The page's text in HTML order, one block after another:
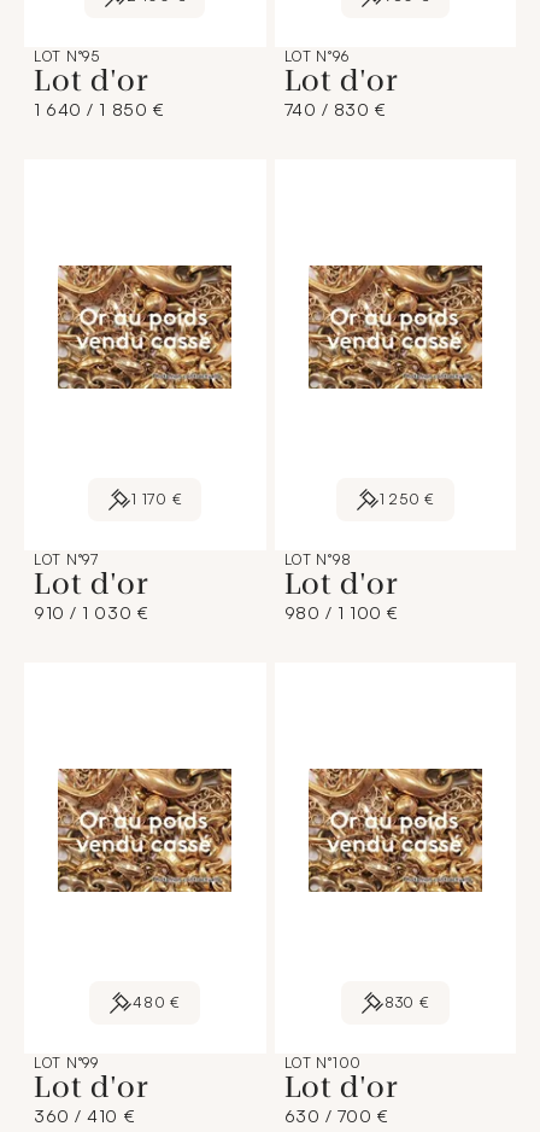
LOT N°95
Lot d'or
1 640 / 1 850 €
LOT N°96
Lot d'or
740 / 830 €
1 170 €
LOT N°97
Lot d'or
910 / 1 030 €
1 250 €
LOT N°98
Lot d'or
980 / 1 100 €
480 €
LOT N°99
Lot d'or
360 / 410 €
830 €
LOT N°100
Lot d'or
630 / 700 €